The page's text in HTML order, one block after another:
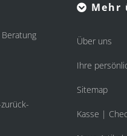
Mehr
Über uns
Ihre
Sitemap
Kasse |